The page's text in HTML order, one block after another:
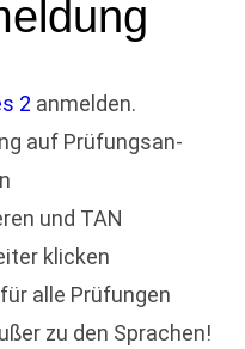
2 anmelden.
auf Prüfungsan-
und TAN
klicken
alle Prüfungen
zu den Sprachen!